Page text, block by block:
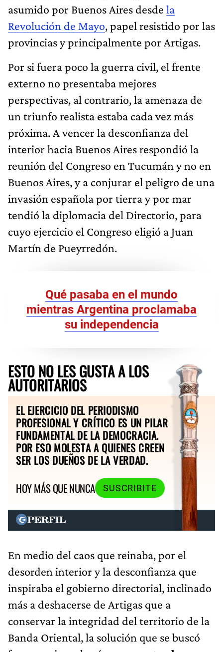
asumido por Buenos Aires desde la
Revolución de Mayo, papel resistido por las
provincias y principalmente por Artigas.
Por si fuera poco la guerra civil, el frente
externo no presentaba mejores
perspectivas, al contrario, la amenaza de
un triunfo realista estaba cada vez más
próxima. A vencer la desconfianza del
interior hacia Buenos Aires respondió la
reunión del Congreso en Tucumán y no en
Buenos Aires, y a conjurar el peligro de una
invasión española por tierra y por mar
tendió la diplomacia del Directorio, para
cuyo ejercicio el Congreso eligió a Juan
Martín de Pueyrredón.
Qué pasaba en el mundo
mientras Argentina proclamaba
su independencia
ESTO NO LES GUSTA A LOS
AUTORITARIOS
EL EJERCICIO DEL PERIODISMO
PROFESIONAL Y CRÍTICO ES UN PILAR
FUNDAMENTAL DE LA DEMOCRACIA.
POR ESO MOLESTA A QUIENES CREEN
SER LOS DUEÑOS DE LA VERDAD.
HOY MÁS QUE NUNCA
SUSCRIBITE
En medio del caos que reinaba, por el
desorden interior y la desconfianza que
inspiraba el gobierno directorial, inclinado
más a deshacerse de Artigas que a
conservar la integridad del territorio de la
Banda Oriental, la solución que se buscó